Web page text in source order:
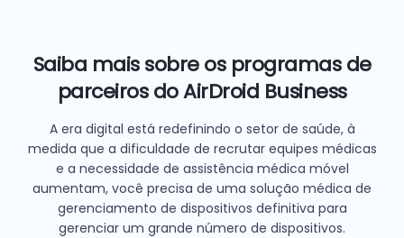
Saiba mais sobre os programas de
parceiros do AirDroid Business
A era digital está redefinindo o setor de saúde, à
medida que a dificuldade de recrutar equipes médicas
e a necessidade de assistência médica móvel
aumentam, você precisa de uma solução médica de
gerenciamento de dispositivos definitiva para
gerenciar um grande número de dispositivos.